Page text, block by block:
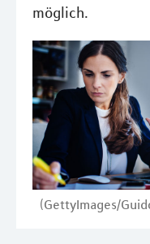
möglich.
(GettyImages/